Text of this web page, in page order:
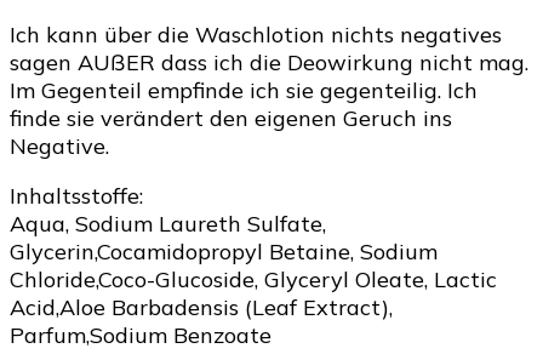
Ich kann über die Waschlotion nichts negatives
sagen AUßER dass ich die Deowirkung nicht mag.
Im Gegenteil empfinde ich sie gegenteilig. Ich
finde sie verändert den eigenen Geruch ins
Negative.
Inhaltsstoffe:
Aqua, Sodium Laureth Sulfate,
Glycerin,Cocamidopropyl Betaine, Sodium
Chloride,Coco-Glucoside, Glyceryl Oleate, Lactic
Acid,Aloe Barbadensis (Leaf Extract),
Parfum,Sodium Benzoate